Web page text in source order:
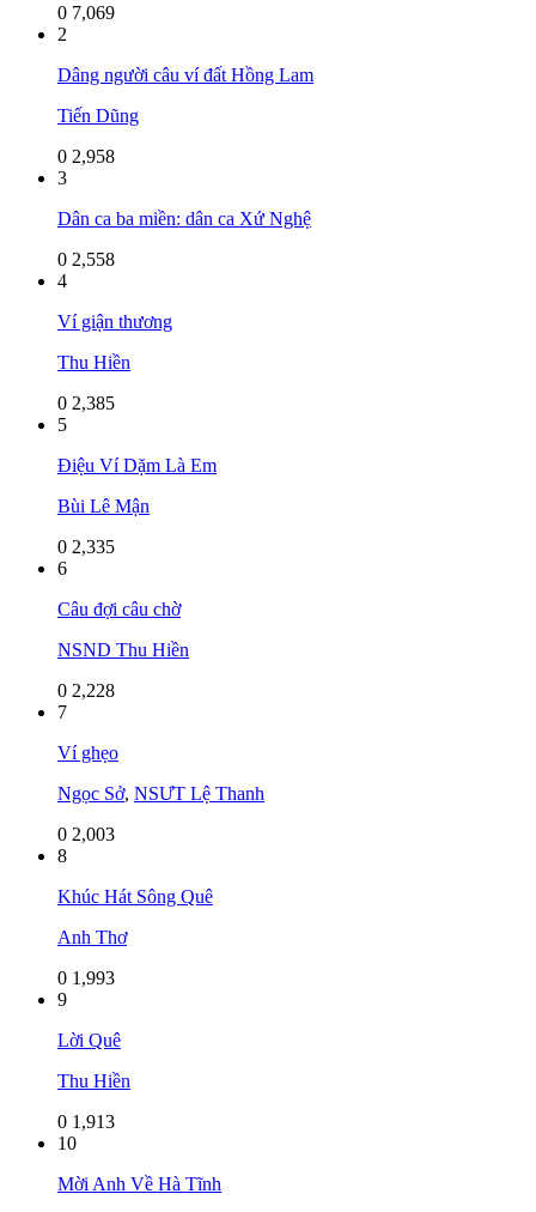
0 7,069
2
Dâng người câu ví đất Hồng Lam
Tiến Dũng
0 2,958
3
Dân ca ba miền: dân ca Xứ Nghệ
0 2,558
4
Ví giận thương
Thu Hiền
0 2,385
5
Điệu Ví Dặm Là Em
Bùi Lê Mận
0 2,335
6
Câu đợi câu chờ
NSND Thu Hiền
0 2,228
7
Ví ghẹo
Ngọc Sở, NSƯT Lệ Thanh
0 2,003
8
Khúc Hát Sông Quê
Anh Thơ
0 1,993
9
Lời Quê
Thu Hiền
0 1,913
10
Mời Anh Về Hà Tĩnh